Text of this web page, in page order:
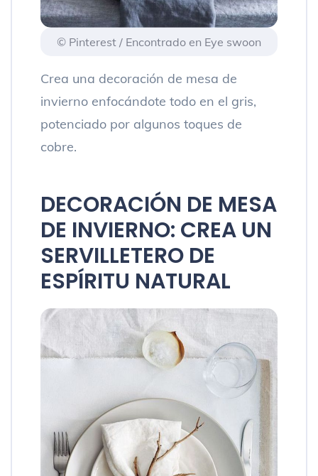
© Pinterest / Encontrado en Eye swoon
Crea una decoración de mesa de
invierno enfocándote todo en el gris,
potenciado por algunos toques de
cobre.
DECORACIÓN DE MESA
DE INVIERNO: CREA UN
SERVILLETERO DE
ESPÍRITU NATURAL